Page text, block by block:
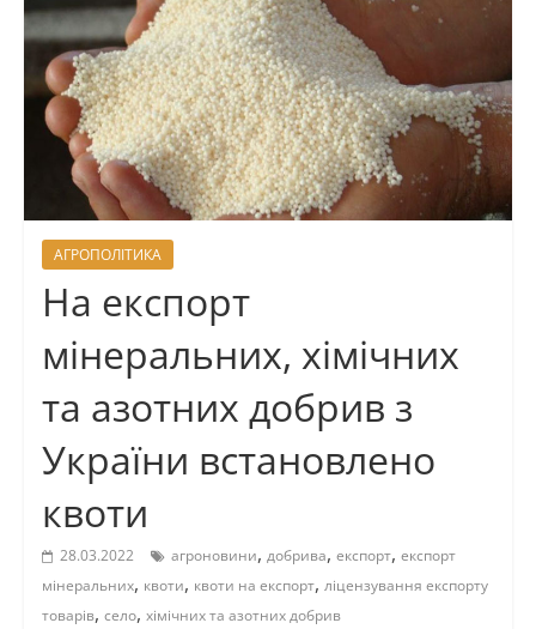
АГРОПОЛІТИКА
На експорт
мінеральних, хімічних
та азотних добрив з
України встановлено
квоти
28.03.2022 агроновини, добрива, експорт, експорт
мінеральних, квоти, квоти на експорт, ліцензування експорту
товарів, село, хімічних та азотних добрив